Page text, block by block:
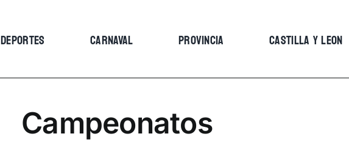
DEPORTES CARNAVAL PROVINCIA CASTILLA Y LEON
Campeonatos